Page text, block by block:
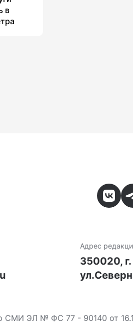
в
Адрес
350020,
СМИ ЭЛ № ФС 77 - 90140 от